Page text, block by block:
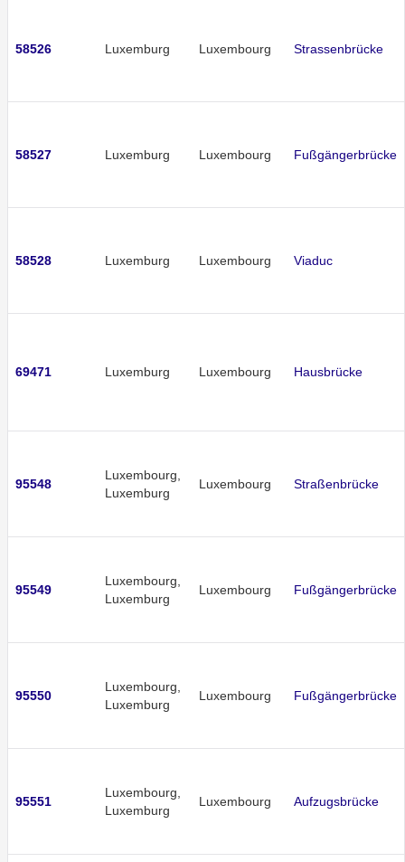
58526 Luxemburg Luxembourg Strassenbrücke
58527 Luxemburg Luxembourg Fußgängerbrücke
58528 Luxemburg Luxembourg Viaduc
69471 Luxemburg Luxembourg Hausbrücke
95548
Luxembourg,
Luxemburg
Luxembourg Straßenbrücke
95549
Luxembourg,
Luxemburg
Luxembourg Fußgängerbrücke
95550
Luxembourg,
Luxemburg
Luxembourg Fußgängerbrücke
95551
Luxembourg,
Luxemburg
Luxembourg Aufzugsbrücke